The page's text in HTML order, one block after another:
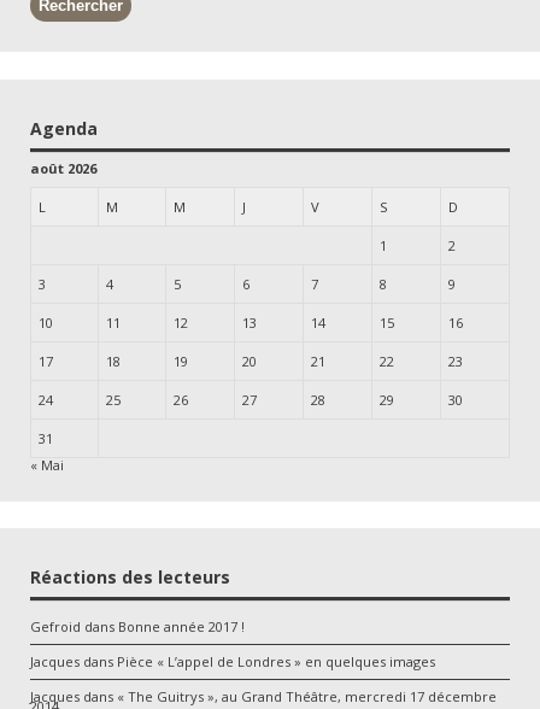
Agenda
août 2026
L M M J V S D
1 2
3 4 5 6 7 8 9
10 11 12 13 14 15 16
17 18 19 20 21 22 23
24 25 26 27 28 29 30
31
« Mai
Réactions des lecteurs
Gefroid dans Bonne année 2017 !
Jacques dans Pièce « L’appel de Londres » en quelques images
Jacques dans « The Guitrys », au Grand Théâtre, mercredi 17 décembre